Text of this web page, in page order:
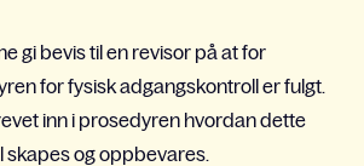
gi bevis til en revisor på at for
for fysisk adgangskontroll er fulgt.
inn i prosedyren hvordan dette
skapes og oppbevares.